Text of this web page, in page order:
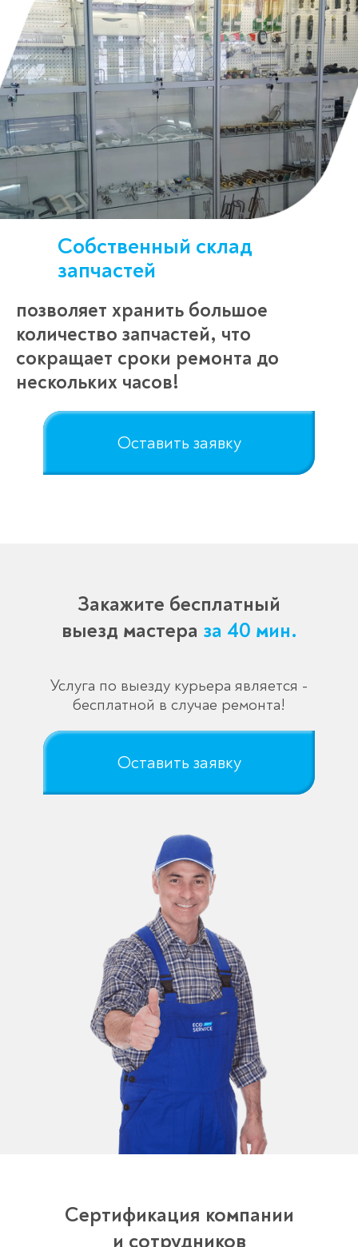
Собственный склад
запчастей
позволяет хранить большое
количество запчастей, что
сокращает сроки ремонта до
нескольких часов!
Оставить заявку
Закажите бесплатный
выезд мастера за 40 мин.
Услуга по выезду курьера является -
бесплатной в случае ремонта!
Оставить заявку
Сертификация компании
и сотрудников